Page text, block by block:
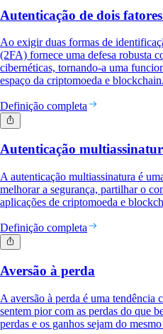
Autenticação de dois
Ao exigir duas formas de
(2FA) fornece uma defesa robusta
cibernéticas, tornando-a uma
espaço da criptomoeda e blockchain.
Definição completa
Autenticação
A autenticação multiassinatura é
melhorar a segurança, partilhar o
aplicações de criptomoeda e
Definição completa
Aversão à perda
A aversão à perda é uma tendência
sentem pior com as perdas do que
perdas e os ganhos sejam do